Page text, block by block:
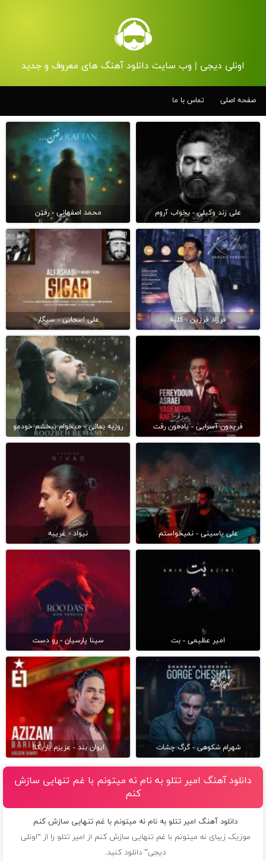
اونلی دیجی | وب سایت دانلود آهنگ های معروف و جدید
صفحه اصلی تماس با ما
علی زند وکیلی - بخواب آروم محمد اصفهانی - رفتن
فرزاد فرزین - کلبه علی اصحابی - سیگار
فریدون آسرایی - یادمون رفت روزبه بمانی - میخوام ببخشم خودمو
علی یاسینی - نمیخواستم نیواد - غریبه
امیر عظیمی - بت سینا پارسیان - رو دست
شهرام شکوهی - گرگ چشات ایوان بند - عزیزم باریکلا
دانلود آهنگ امیر تتلو به نام نه میتونم با غم تنهایی سازش
کنم
دانلود آهنگ امیر تتلو به نام نه میتونم با غم تنهایی سازش کنم
موزیک زیبای نه میتونم با غم تنهایی سازش کنم از امیر تتلو را از “اونلی
دیجی” دانلود کنید.